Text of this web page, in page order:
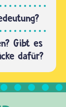
Gibt es
dafür?